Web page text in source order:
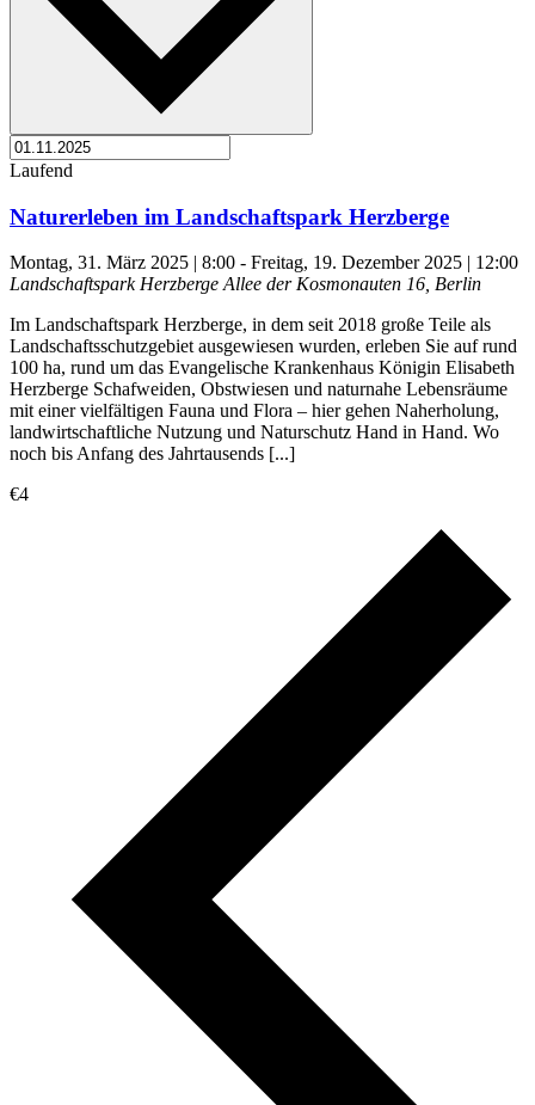
Laufend
Naturerleben im Landschaftspark Herzberge
Montag, 31. März 2025 | 8:00 - Freitag, 19. Dezember 2025 | 12:00
Landschaftspark Herzberge Allee der Kosmonauten 16, Berlin
Im Landschaftspark Herzberge, in dem seit 2018 große Teile als
Landschaftsschutzgebiet ausgewiesen wurden, erleben Sie auf rund
100 ha, rund um das Evangelische Krankenhaus Königin Elisabeth
Herzberge Schafweiden, Obstwiesen und naturnahe Lebensräume
mit einer vielfältigen Fauna und Flora – hier gehen Naherholung,
landwirtschaftliche Nutzung und Naturschutz Hand in Hand. Wo
noch bis Anfang des Jahrtausends [...]
€4